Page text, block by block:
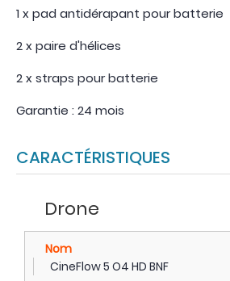
1 x pad antidérapant pour batterie
2 x paire d'hélices
2 x straps pour batterie
Garantie : 24 mois
CARACTÉRISTIQUES
Drone
Nom
CineFlow 5 O4 HD BNF